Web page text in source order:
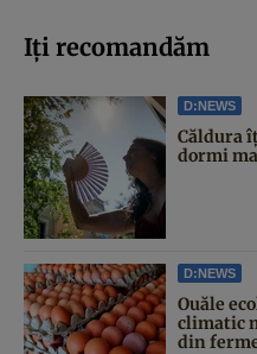
Iți recomandăm
D:NEWS
Căldura
dormi
D:NEWS
Ouăle
climatic
din